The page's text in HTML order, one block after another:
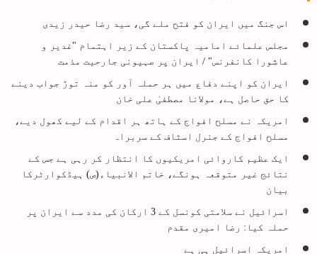
اس جنگ میں ایران کو فتح ملے گی، سید رضا حیدر زیدی
مجلس علمائے امامیہ پاکستان کے زیر اہتمام "غدیر و
عاشورا کانفرنس" / ایران پر صہیونی جارحیت مذمت
ایران کو اپنے دفاع میں ہر حملہ آور کو منہ توڑ جواب دینے
کا حق حاصل ہے، مولانا مصطفیٰ علی خان
امریکہ نے مسلح افواج کے ہاتھ ہر اقدام کے لیے کھول دیے،
مسلح افواج کے جنرل اسٹاف کے سربراہ
ایک عظیم کاروائی امریکیوں کا انتظار کر رہی ہے جس کے
نتائج غیر متوقعہ ہونگے، خاتم الانبیاء(ص) ہیڈکوارٹرکا
بیان
اسرائیل نے سلامتی کونسل کے 3 ارکان کی مدد سے ایران پر
حملہ کیا: رضا امیری مقدم
امریکہ اسرائیل ہی ہے